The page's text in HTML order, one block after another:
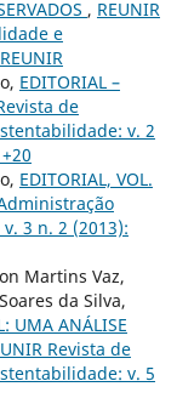
, REUNIR
e
EDITORIAL –
de
v. 2
EDITORIAL, VOL.
3 n. 2 (2013):
Martins Vaz,
da Silva,
UMA ANÁLISE
Revista de
v. 5